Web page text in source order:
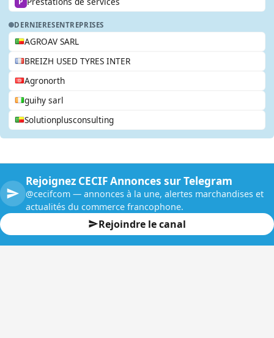
DERNIERESENTREPRISES
AGROAV SARL
BREIZH USED TYRES INTER
Agronorth
guihy sarl
Solutionplusconsulting
Rejoignez CECIF Annonces sur Telegram
@cecifcom — annonces à la une, alertes marchandises et
actualités du commerce francophone.
Rejoindre le canal